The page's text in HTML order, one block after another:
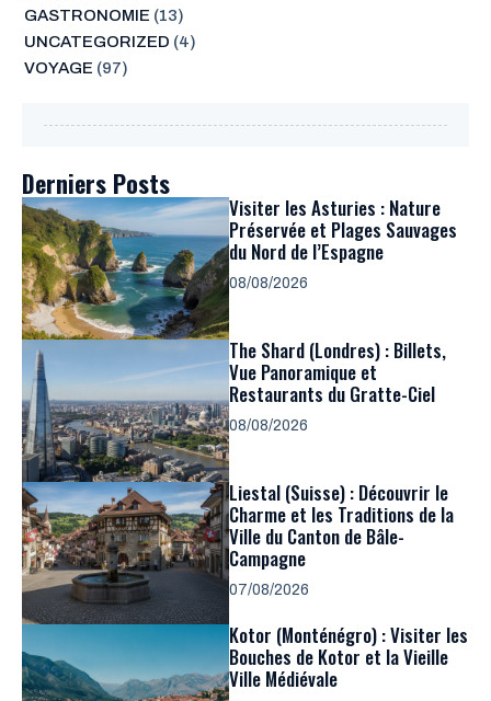
GASTRONOMIE (13)
UNCATEGORIZED (4)
VOYAGE (97)
Derniers Posts
Visiter les Asturies : Nature
Préservée et Plages Sauvages
du Nord de l’Espagne
08/08/2026
The Shard (Londres) : Billets,
Vue Panoramique et
Restaurants du Gratte-Ciel
08/08/2026
Liestal (Suisse) : Découvrir le
Charme et les Traditions de la
Ville du Canton de Bâle-
Campagne
07/08/2026
Kotor (Monténégro) : Visiter les
Bouches de Kotor et la Vieille
Ville Médiévale